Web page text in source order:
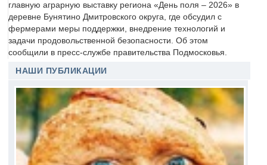
главную аграрную выставку региона «День поля – 2026» в
деревне Бунятино Дмитровского округа, где обсудил с
фермерами меры поддержки, внедрение технологий и
задачи продовольственной безопасности. Об этом
сообщили в пресс-службе правительства Подмосковья.
НАШИ ПУБЛИКАЦИИ